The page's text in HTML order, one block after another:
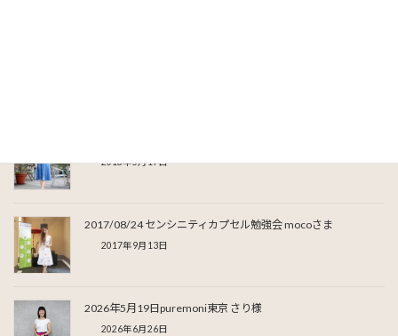
2018年5月17日
2017/08/24 センシニティカプセル勉強会 mocoさま
2017年9月13日
2026年5月19日puremoni東京 さり様
2026年6月26日